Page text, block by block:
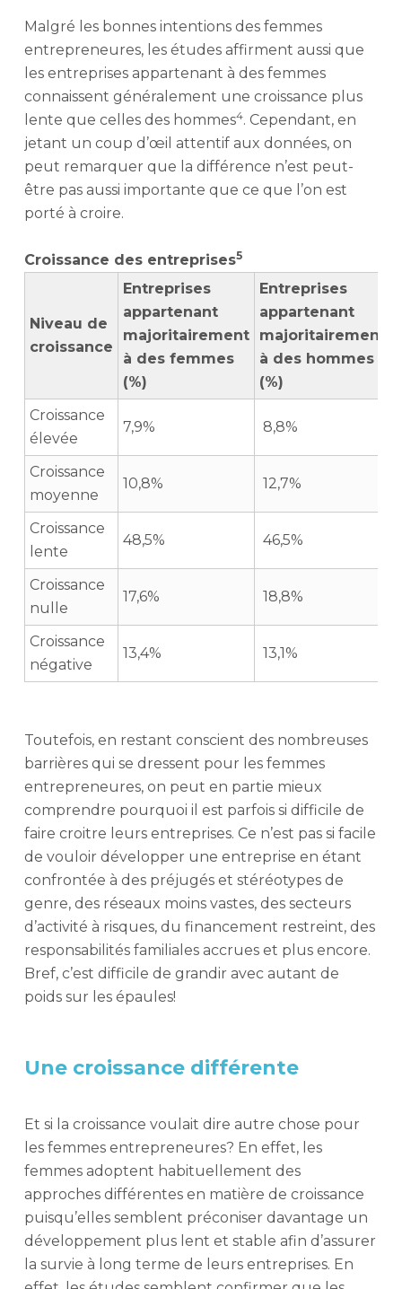
Malgré les bonnes intentions des femmes
entrepreneures, les études affirment aussi que
les entreprises appartenant à des femmes
connaissent généralement une croissance plus
lente que celles des hommes4. Cependant, en
jetant un coup d’œil attentif aux données, on
peut remarquer que la différence n’est peut-
être pas aussi importante que ce que l’on est
porté à croire.
Croissance des entreprises5
Niveau de
croissance
Entreprises
appartenant
majoritairement
à des femmes
(%)
Entreprises
appartenant
majoritairement
à des hommes
(%)
Croissance
élevée
7,9% 8,8%
Croissance
moyenne
10,8% 12,7%
Croissance
lente
48,5% 46,5%
Croissance
nulle
17,6% 18,8%
Croissance
négative
13,4% 13,1%
Toutefois, en restant conscient des nombreuses
barrières qui se dressent pour les femmes
entrepreneures, on peut en partie mieux
comprendre pourquoi il est parfois si difficile de
faire croitre leurs entreprises. Ce n’est pas si facile
de vouloir développer une entreprise en étant
confrontée à des préjugés et stéréotypes de
genre, des réseaux moins vastes, des secteurs
d’activité à risques, du financement restreint, des
responsabilités familiales accrues et plus encore.
Bref, c’est difficile de grandir avec autant de
poids sur les épaules!
Une croissance différente
Et si la croissance voulait dire autre chose pour
les femmes entrepreneures? En effet, les
femmes adoptent habituellement des
approches différentes en matière de croissance
puisqu’elles semblent préconiser davantage un
développement plus lent et stable afin d’assurer
la survie à long terme de leurs entreprises. En